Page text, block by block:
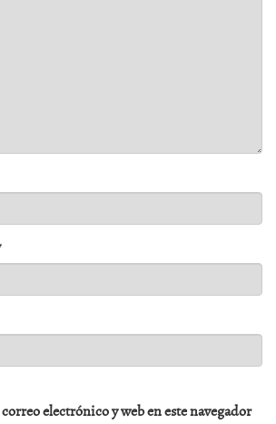
electrónico y web en este navegador